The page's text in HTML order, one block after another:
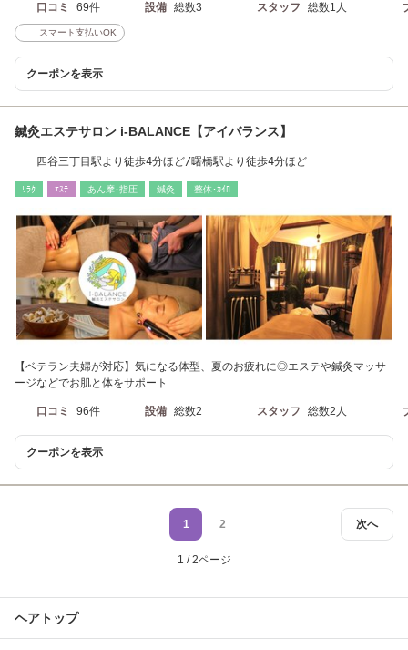
口コミ 69件 設備 総数3 スタッフ 総数1人
スマート支払いOK
クーポンを表示
鍼灸エステサロン i-BALANCE【アイバランス】
四谷三丁目駅より徒歩4分ほど/曙橋駅より徒歩4分ほど
ﾘﾗｸ ｴｽﾃ あん摩･指圧 鍼灸 整体･ｶｲﾛ
【ベテラン夫婦が対応】気になる体型、夏のお疲れに◎エステや鍼灸マッサ
ージなどでお肌と体をサポート
口コミ 96件 設備 総数2 スタッフ 総数2人
クーポンを表示
次へ
1 2
1 / 2ページ
ヘアトップ